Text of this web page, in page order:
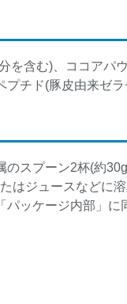
を含む)、ココアパ
プチド(豚皮由来ゼ
のスプーン2杯(約
はジュースなどに
パッケージ内部」に